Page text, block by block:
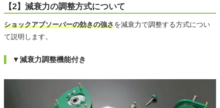
【2】減衰力の調整方式について
ショックアブソーバーの効きの強さを減衰力で調整する方式につい
て説明します。
▼減衰力調整機能付き